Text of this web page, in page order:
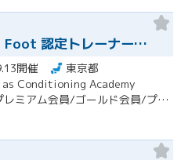
認定トレーナー…
開催
東京都
Conditioning Academy
・PACプレミアム会員/ゴールド会員/プラチナ会員：9,900円（税込） ・PACスタンダード会員：13,200円（税込） ・フリー会員：16,500円（税込）